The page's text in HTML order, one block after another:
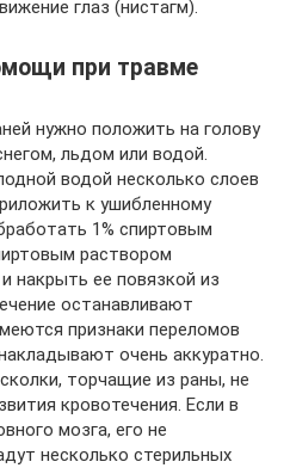
глаз (нистагм).
при травме
нужно положить на голову
льдом или водой.
водой несколько слоев
к ушибленному
1% спиртовым
раствором
накрыть ее повязкой из
останавливают
признаки переломов
очень аккуратно.
торчащие из раны, не
кровотечения. Если в
мозга, его не
несколько стерильных